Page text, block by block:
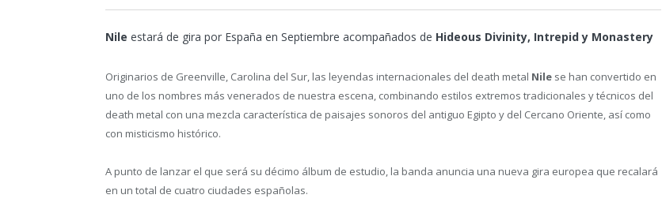
Nile estará de gira por España en Septiembre acompañados de Hideous Divinity, Intrepid y Monastery
Originarios de Greenville, Carolina del Sur, las leyendas internacionales del death metal Nile se han convertido en
uno de los nombres más venerados de nuestra escena, combinando estilos extremos tradicionales y técnicos del
death metal con una mezcla característica de paisajes sonoros del antiguo Egipto y del Cercano Oriente, así como
con misticismo histórico.
A punto de lanzar el que será su décimo álbum de estudio, la banda anuncia una nueva gira europea que recalará
en un total de cuatro ciudades españolas.